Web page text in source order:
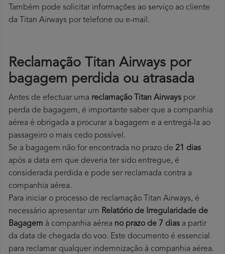
Também pode solicitar informações ao serviço ao cliente
da Titan Airways por telefone ou e-mail.
Reclamação Titan Airways por
bagagem perdida ou atrasada
Antes de efectuar uma reclamação Titan Airways por
perda de bagagem, é importante saber que a companhia
aérea é obrigada a procurar a bagagem e a entregá-la ao
passageiro o mais cedo possível.
Se a bagagem não for encontrada no prazo de 21 dias
após a data em que deveria ter sido entregue, é
considerada perdida e pode ser reclamada contra a
companhia aérea.
Para iniciar o processo de reclamação Titan Airways, é
necessário apresentar um Relatório de Irregularidade de
Bagagem à companhia aérea no prazo de 7 dias a partir
da data de chegada do voo. Este documento é essencial
para reclamar qualquer indemnização à companhia aérea.